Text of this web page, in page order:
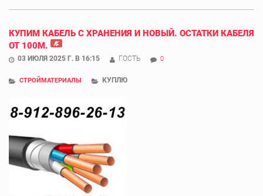
КУПИМ КАБЕЛЬ С ХРАНЕНИЯ И НОВЫЙ. ОСТАТКИ КАБЕЛЯ
ОТ 100М.
03 ИЮЛЯ 2025 Г. В 16:15 ГОСТЬ 0
СТРОЙМАТЕРИАЛЫ КУПЛЮ